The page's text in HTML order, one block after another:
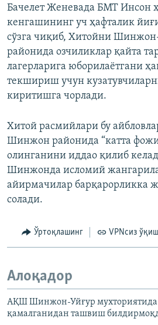
Бачелет Женевада БМТ Инсон
кенгашининг уч ҳафталик
сўзга чиқиб, Хитойни
районида озчиликлар қайта
лагерларига юборилаётгани
текшириш учун
киритишга чорлади.
Хитой расмийлари бу
Шинжон районида “катта
олинганини иддао қилиб
Шинжонда исломий
айирмачилар барқарорликка
солади.
Ўртоқлашинг VPNсиз ўқиш
Алоқадор
АҚШ Шинжон-Уйғур мухториятида
қамалганидан ташвиш